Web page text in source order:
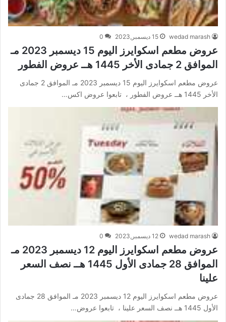
wedad marash 15 ديسمبر,2023 0
عروض مطعم اسكوايرز اليوم 15 ديسمبر 2023 مـ
الموافق 2 جمادى الأخر 1445 هــ عروض الفطور
عروض مطعم اسكوايرز اليوم 15 ديسمبر 2023 مـ الموافق 2 جمادى
الأخر 1445 هــ عروض الفطور ، تابعوا عروض اكس…
wedad marash 12 ديسمبر,2023 0
عروض مطعم اسكوايرز اليوم 12 ديسمبر 2023 مـ
الموافق 28 جمادى الأول 1445 هــ نصف السعر
علينا
عروض مطعم اسكوايرز اليوم 12 ديسمبر 2023 مـ الموافق 28 جمادى
الأول 1445 هــ نصف السعر علينا ، تابعوا عروض…